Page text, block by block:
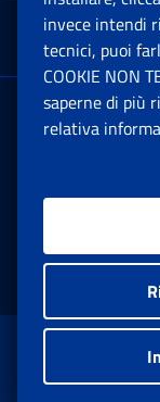
App mobile
Facebook:
invece intendi
tecnici, puoi
COOKIE NON
saperne di più
relativa